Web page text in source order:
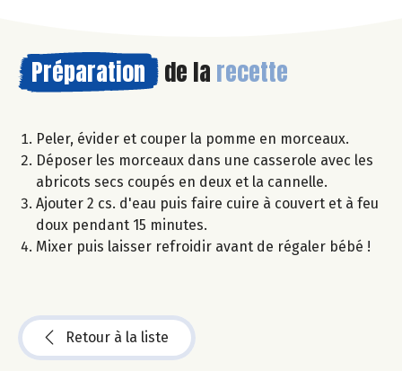
Préparation de la recette
Peler, évider et couper la pomme en morceaux.
Déposer les morceaux dans une casserole avec les
abricots secs coupés en deux et la cannelle.
Ajouter 2 cs. d'eau puis faire cuire à couvert et à feu
doux pendant 15 minutes.
Mixer puis laisser refroidir avant de régaler bébé !
Retour à la liste